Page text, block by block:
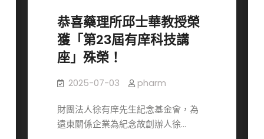
誠
徵
博
研
究
員
(多
恭喜藥理所邱士華教授榮
獲「第23屆有庠科技講
座」殊榮！
2025-07-03 pharm
財團法人徐有庠先生紀念基金會，為
遠東關係企業為紀念故創辦人徐…